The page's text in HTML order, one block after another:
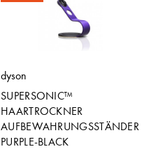
dyson
SUPERSONIC™
HAARTROCKNER
AUFBEWAHRUNGSSTÄNDER
PURPLE-BLACK